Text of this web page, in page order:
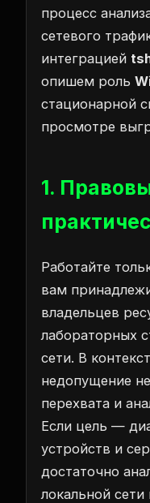
процесс
сетевого
интеграцией
опишем роль
стационарной
просмотре
1.
Работайте
вам
владельцев
лабораторных
сети. В
недопущение
перехвата и
Если цель —
устройств и
достаточно
локальной сети